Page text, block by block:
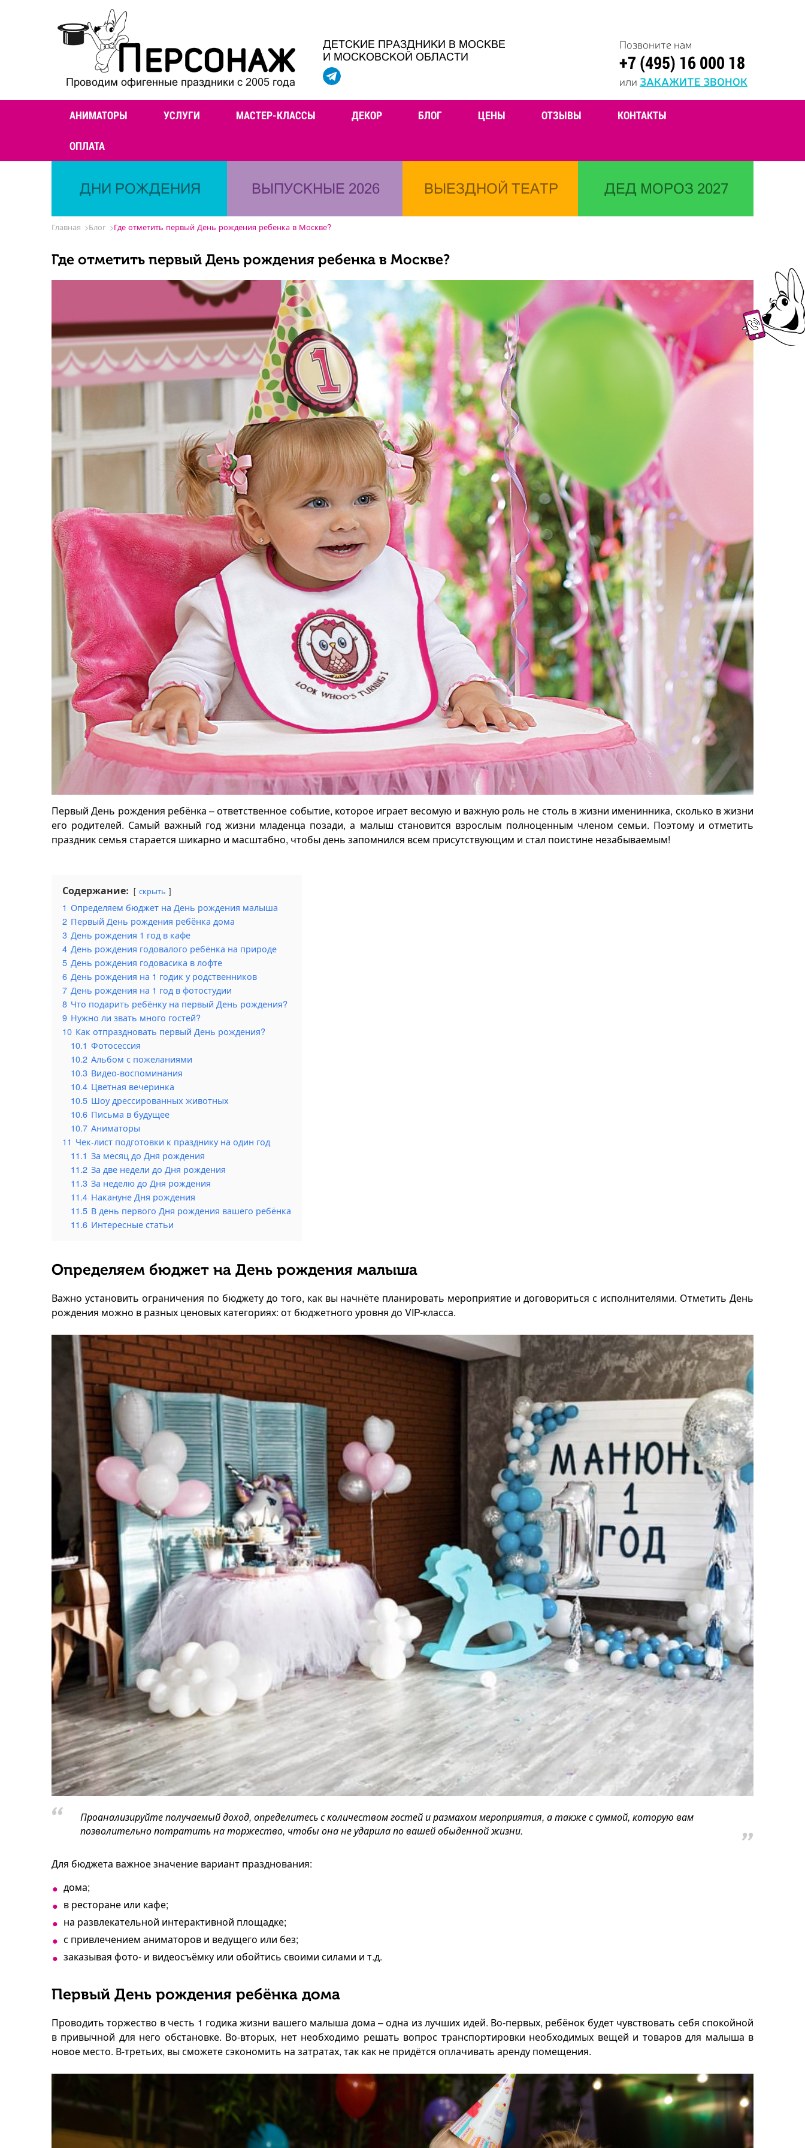
Проводим офигенные праздники с 2005 года
ДЕТСКИЕ ПРАЗДНИКИ В МОСКВЕ
И МОСКОВСКОЙ ОБЛАСТИ
Позвоните нам
+7 (495) 16 000 18
или ЗАКАЖИТЕ ЗВОНОК
АНИМАТОРЫ УСЛУГИ МАСТЕР-КЛАССЫ ДЕКОР БЛОГ ЦЕНЫ ОТЗЫВЫ КОНТАКТЫ
ОПЛАТА
ДНИ РОЖДЕНИЯ ВЫПУСКНЫЕ 2026 ВЫЕЗДНОЙ ТЕАТР ДЕД МОРОЗ 2027
Главная Блог Где отметить первый День рождения ребенка в Москве?
Где отметить первый День рождения ребенка в Москве?
Первый День рождения ребёнка – ответственное событие, которое играет весомую и важную роль не столь в жизни именинника, сколько в жизни
его родителей. Самый важный год жизни младенца позади, а малыш становится взрослым полноценным членом семьи. Поэтому и отметить
праздник семья старается шикарно и масштабно, чтобы день запомнился всем присутствующим и стал поистине незабываемым!
Содержание: скрыть
1 Определяем бюджет на День рождения малыша
2 Первый День рождения ребёнка дома
3 День рождения 1 год в кафе
4 День рождения годовалого ребёнка на природе
5 День рождения годовасика в лофте
6 День рождения на 1 годик у родственников
7 День рождения на 1 год в фотостудии
8 Что подарить ребёнку на первый День рождения?
9 Нужно ли звать много гостей?
10 Как отпраздновать первый День рождения?
10.1 Фотосессия
10.2 Альбом с пожеланиями
10.3 Видео-воспоминания
10.4 Цветная вечеринка
10.5 Шоу дрессированных животных
10.6 Письма в будущее
10.7 Аниматоры
11 Чек-лист подготовки к празднику на один год
11.1 За месяц до Дня рождения
11.2 За две недели до Дня рождения
11.3 За неделю до Дня рождения
11.4 Накануне Дня рождения
11.5 В день первого Дня рождения вашего ребёнка
11.6 Интересные статьи
Определяем бюджет на День рождения малыша
Важно установить ограничения по бюджету до того, как вы начнёте планировать мероприятие и договориться с исполнителями. Отметить День
рождения можно в разных ценовых категориях: от бюджетного уровня до VIP-класса.
Проанализируйте получаемый доход, определитесь с количеством гостей и размахом мероприятия, а также с суммой, которую вам
позволительно потратить на торжество, чтобы она не ударила по вашей обыденной жизни.
Для бюджета важное значение вариант празднования:
дома;
в ресторане или кафе;
на развлекательной интерактивной площадке;
с привлечением аниматоров и ведущего или без;
заказывая фото- и видеосъёмку или обойтись своими силами и т.д.
Первый День рождения ребёнка дома
Проводить торжество в честь 1 годика жизни вашего малыша дома – одна из лучших идей. Во-первых, ребёнок будет чувствовать себя спокойной
в привычной для него обстановке. Во-вторых, нет необходимо решать вопрос транспортировки необходимых вещей и товаров для малыша в
новое место. В-третьих, вы сможете сэкономить на затратах, так как не придётся оплачивать аренду помещения.